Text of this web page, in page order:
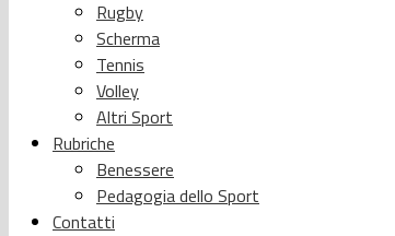
Rugby
Scherma
Tennis
Volley
Altri Sport
Rubriche
Benessere
Pedagogia dello Sport
Contatti